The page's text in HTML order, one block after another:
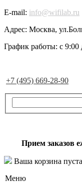
E-mail: info@wifilab.ru
Адрес: Москва,
График работы: с 9:00
+7 (495) 669-28-90
Прием заказов
Ваша корзина пуста
Меню